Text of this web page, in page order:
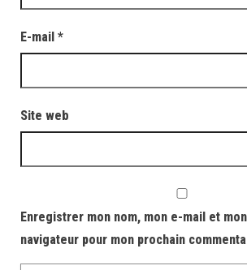
E-mail *
Site web
Enregistrer mon nom, mon e-mail et
navigateur pour mon prochain